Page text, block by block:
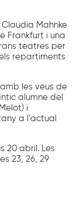
Mahnke
Frankfurt i una
teatres per
repartiments
amb les veus de
alumne del
i
a l’actual
20 abril. Les
23, 26, 29